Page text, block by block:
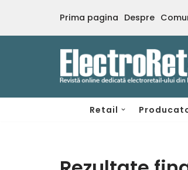
Sari
Prima pagina Despre
Retail